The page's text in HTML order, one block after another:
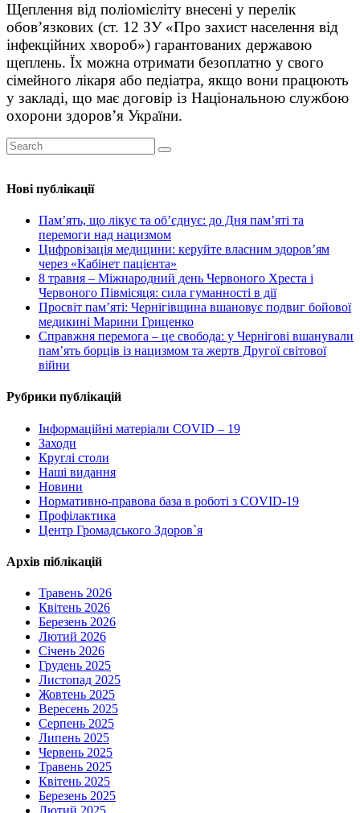
Щеплення від поліомієліту внесені у перелік
обов’язкових (ст. 12 ЗУ «Про захист населення від
інфекційних хвороб») гарантованих державою
щеплень. Їх можна отримати безоплатно у свого
сімейного лікаря або педіатра, якщо вони працюють
у закладі, що має договір із Національною службою
охорони здоров’я України.
Нові публікації
Пам’ять, що лікує та об’єднує: до Дня пам’яті та
перемоги над нацизмом
Цифровізація медицини: керуйте власним здоров’ям
через «Кабінет пацієнта»
8 травня – Міжнародний день Червоного Хреста і
Червоного Півмісяця: сила гуманності в дії
Просвіт пам’яті: Чернігівщина вшановує подвиг бойової
медикині Марини Гриценко
Справжня перемога – це свобода: у Чернігові вшанували
пам’ять борців із нацизмом та жертв Другої світової
війни
Рубрики публікацій
Інформаційні матеріали COVID – 19
Заходи
Круглі столи
Наші видання
Новини
Нормативно-правова база в роботі з COVID-19
Профілактика
Центр Громадського Здоров`я
Архів піблікацій
Травень 2026
Квітень 2026
Березень 2026
Лютий 2026
Січень 2026
Грудень 2025
Листопад 2025
Жовтень 2025
Вересень 2025
Серпень 2025
Липень 2025
Червень 2025
Травень 2025
Квітень 2025
Березень 2025
Лютий 2025